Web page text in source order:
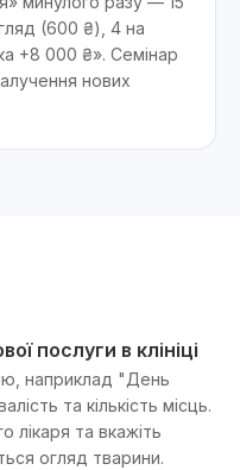
(600 ₴), 4 на
+8 000 ₴». Семінар
нових
послуги в клініці
наприклад "День
та кількість місць.
лікаря та вкажіть
огляд тварини.